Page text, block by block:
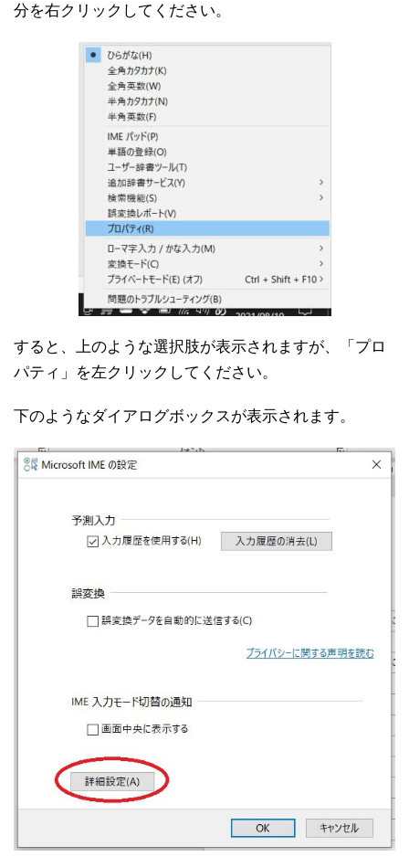
分を右クリックしてください。
すると、上のような選択肢が表示されますが、「プロ
パティ」を左クリックしてください。
下のようなダイアログボックスが表示されます。